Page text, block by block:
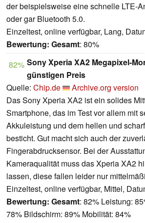
der beispielsweise eine schnelle LTE-
oder gar Bluetooth 5.0.
Einzeltest, online verfügbar, Lang,
Bewertung: Gesamt: 80%
82% Sony Xperia XA2 Megapixel-
günstigen Preis
Quelle: Chip.de
Archive.org version
Das Sony Xperia XA2 ist ein solides
Smartphone, das im Test vor allem mit
Akkuleistung und dem hellen und
besticht. Gut macht sich auch der
Fingerabdrucksensor. Bei der
Kameraqualität muss das Xperia XA2
lassen, diese fallen leider nur
Einzeltest, online verfügbar, Mittel,
Bewertung: Gesamt: 82% Leistung:
78% Bildschirm: 89% Mobilität: 84%